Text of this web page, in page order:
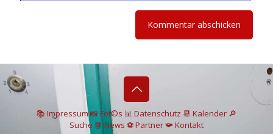
📚 Impressum📸Fot©s 📊 Datenschutz 📆 Kalender 🔎
Suche 📘 News ⚽Partner📯Kontakt